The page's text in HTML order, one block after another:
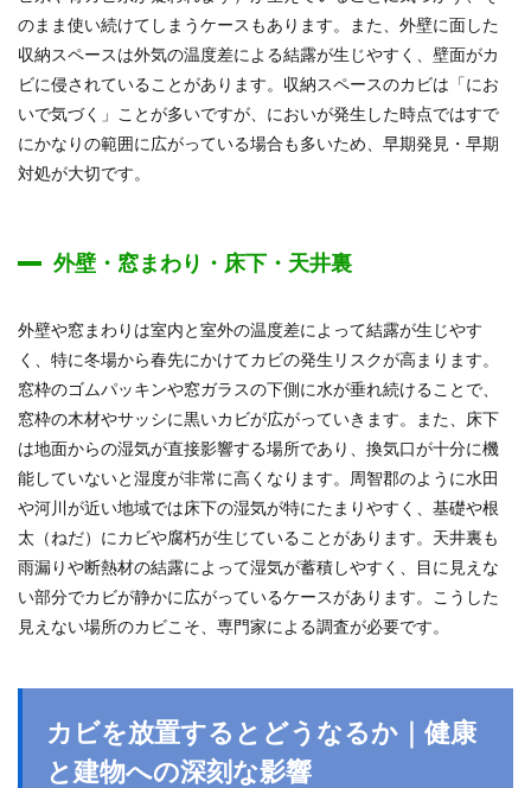
のまま使い続けてしまうケースもあります。また、外壁に面した
収納スペースは外気の温度差による結露が生じやすく、壁面がカ
ビに侵されていることがあります。収納スペースのカビは「にお
いで気づく」ことが多いですが、においが発生した時点ではすで
にかなりの範囲に広がっている場合も多いため、早期発見・早期
対処が大切です。
外壁・窓まわり・床下・天井裏
外壁や窓まわりは室内と室外の温度差によって結露が生じやす
く、特に冬場から春先にかけてカビの発生リスクが高まります。
窓枠のゴムパッキンや窓ガラスの下側に水が垂れ続けることで、
窓枠の木材やサッシに黒いカビが広がっていきます。また、床下
は地面からの湿気が直接影響する場所であり、換気口が十分に機
能していないと湿度が非常に高くなります。周智郡のように水田
や河川が近い地域では床下の湿気が特にたまりやすく、基礎や根
太（ねだ）にカビや腐朽が生じていることがあります。天井裏も
雨漏りや断熱材の結露によって湿気が蓄積しやすく、目に見えな
い部分でカビが静かに広がっているケースがあります。こうした
見えない場所のカビこそ、専門家による調査が必要です。
カビを放置するとどうなるか｜健康
と建物への深刻な影響